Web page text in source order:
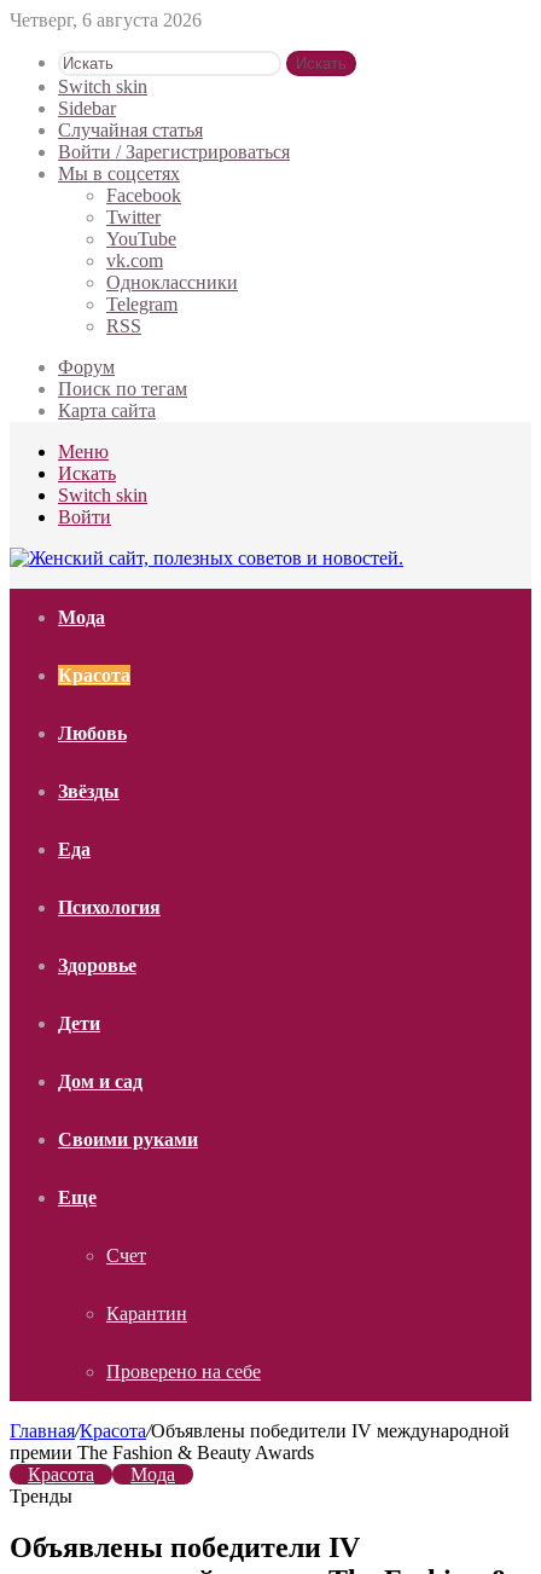
Четверг, 6 августа 2026
Искать
Switch skin
Sidebar
Случайная статья
Войти / Зарегистрироваться
Мы в соцсетях
Facebook
Twitter
YouTube
vk.com
Одноклассники
Telegram
RSS
Форум
Поиск по тегам
Карта сайта
Меню
Искать
Switch skin
Войти
Мода
Красота
Любовь
Звёзды
Еда
Психология
Здоровье
Дети
Дом и сад
Своими руками
Еще
Счет
Карантин
Проверено на себе
Главная/Красота/Объявлены победители IV международной
премии The Fashion & Beauty Awards
Красота
Мода
Тренды
Объявлены победители IV